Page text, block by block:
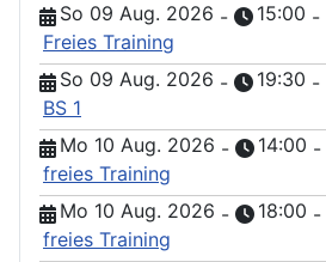
So 09 Aug. 2026 - 15:00 -
Freies Training
So 09 Aug. 2026 - 19:30 -
BS 1
Mo 10 Aug. 2026 - 14:00 -
freies Training
Mo 10 Aug. 2026 - 18:00 -
freies Training